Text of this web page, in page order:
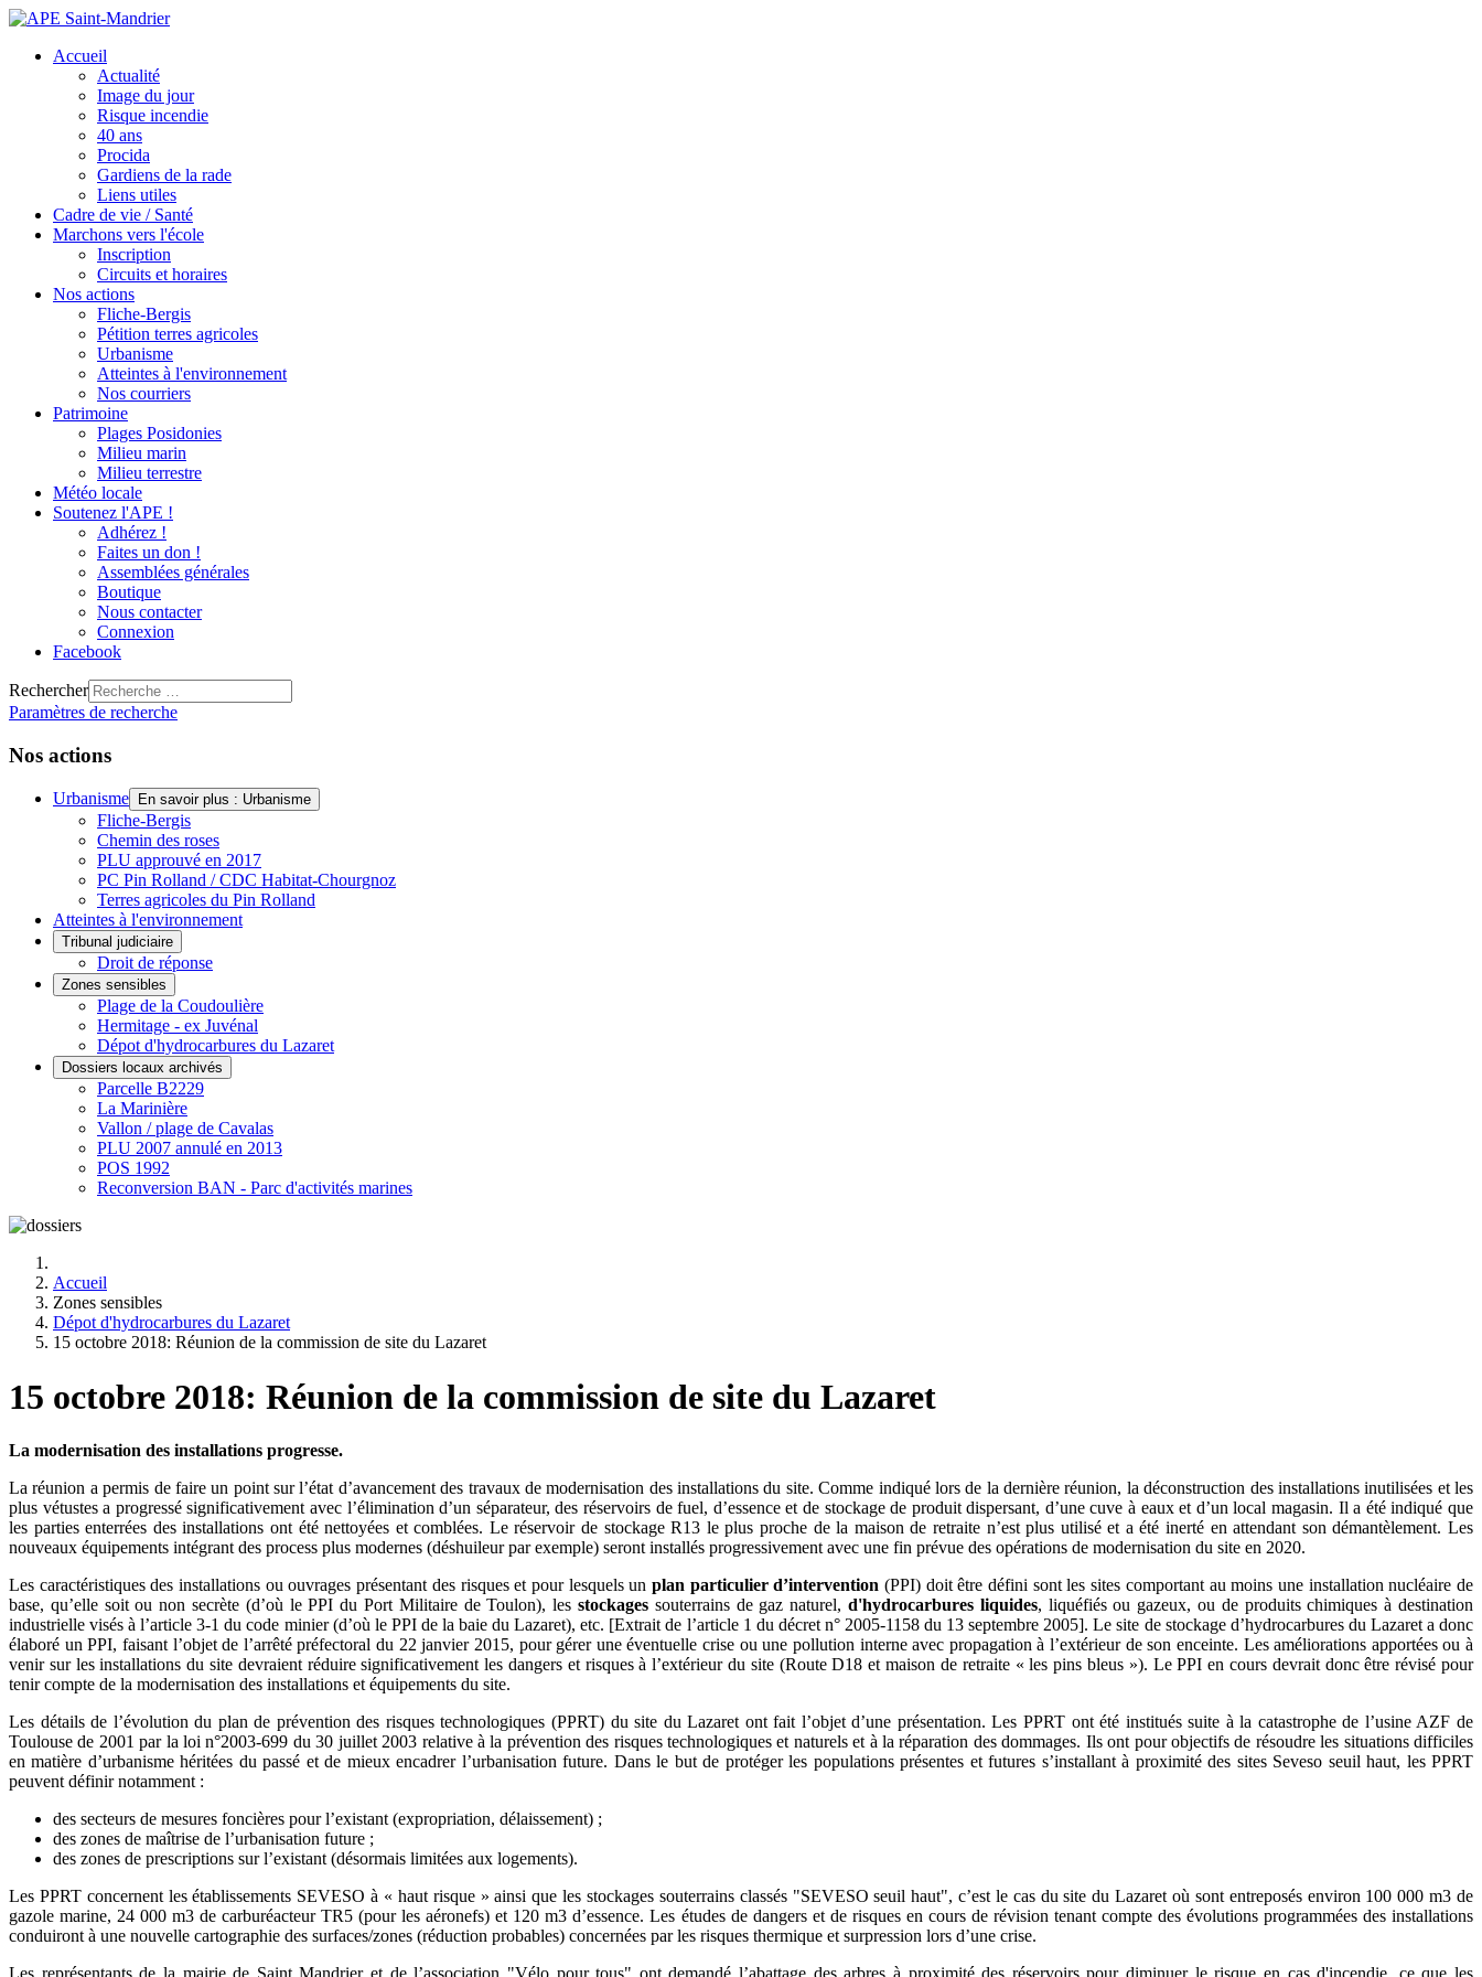
Accueil
Actualité
Image du jour
Risque incendie
40 ans
Procida
Gardiens de la rade
Liens utiles
Cadre de vie / Santé
Marchons vers l'école
Inscription
Circuits et horaires
Nos actions
Fliche-Bergis
Pétition terres agricoles
Urbanisme
Atteintes à l'environnement
Nos courriers
Patrimoine
Plages Posidonies
Milieu marin
Milieu terrestre
Météo locale
Soutenez l'APE !
Adhérez !
Faites un don !
Assemblées générales
Boutique
Nous contacter
Connexion
Facebook
Rechercher
Paramètres de recherche
Nos actions
Urbanisme En savoir plus : Urbanisme
Fliche-Bergis
Chemin des roses
PLU approuvé en 2017
PC Pin Rolland / CDC Habitat-Chourgnoz
Terres agricoles du Pin Rolland
Atteintes à l'environnement
Tribunal judiciaire
Droit de réponse
Zones sensibles
Plage de la Coudoulière
Hermitage - ex Juvénal
Dépot d'hydrocarbures du Lazaret
Dossiers locaux archivés
Parcelle B2229
La Marinière
Vallon / plage de Cavalas
PLU 2007 annulé en 2013
POS 1992
Reconversion BAN - Parc d'activités marines
Accueil
Zones sensibles
Dépot d'hydrocarbures du Lazaret
15 octobre 2018: Réunion de la commission de site du Lazaret
15 octobre 2018: Réunion de la commission de site du Lazaret
La modernisation des installations progresse.
La réunion a permis de faire un point sur l’état d’avancement des travaux de modernisation des installations du site. Comme indiqué lors de la dernière réunion, la déconstruction des installations inutilisées et les
plus vétustes a progressé significativement avec l’élimination d’un séparateur, des réservoirs de fuel, d’essence et de stockage de produit dispersant, d’une cuve à eaux et d’un local magasin. Il a été indiqué que
les parties enterrées des installations ont été nettoyées et comblées. Le réservoir de stockage R13 le plus proche de la maison de retraite n’est plus utilisé et a été inerté en attendant son démantèlement. Les
nouveaux équipements intégrant des process plus modernes (déshuileur par exemple) seront installés progressivement avec une fin prévue des opérations de modernisation du site en 2020.
Les caractéristiques des installations ou ouvrages présentant des risques et pour lesquels un plan particulier d’intervention (PPI) doit être défini sont les sites comportant au moins une installation nucléaire de
base, qu’elle soit ou non secrète (d’où le PPI du Port Militaire de Toulon), les stockages souterrains de gaz naturel, d'hydrocarbures liquides, liquéfiés ou gazeux, ou de produits chimiques à destination
industrielle visés à l’article 3-1 du code minier (d’où le PPI de la baie du Lazaret), etc. [Extrait de l’article 1 du décret n° 2005-1158 du 13 septembre 2005]. Le site de stockage d’hydrocarbures du Lazaret a donc
élaboré un PPI, faisant l’objet de l’arrêté préfectoral du 22 janvier 2015, pour gérer une éventuelle crise ou une pollution interne avec propagation à l’extérieur de son enceinte. Les améliorations apportées ou à
venir sur les installations du site devraient réduire significativement les dangers et risques à l’extérieur du site (Route D18 et maison de retraite « les pins bleus »). Le PPI en cours devrait donc être révisé pour
tenir compte de la modernisation des installations et équipements du site.
Les détails de l’évolution du plan de prévention des risques technologiques (PPRT) du site du Lazaret ont fait l’objet d’une présentation. Les PPRT ont été institués suite à la catastrophe de l’usine AZF de
Toulouse de 2001 par la loi n°2003-699 du 30 juillet 2003 relative à la prévention des risques technologiques et naturels et à la réparation des dommages. Ils ont pour objectifs de résoudre les situations difficiles
en matière d’urbanisme héritées du passé et de mieux encadrer l’urbanisation future. Dans le but de protéger les populations présentes et futures s’installant à proximité des sites Seveso seuil haut, les PPRT
peuvent définir notamment :
des secteurs de mesures foncières pour l’existant (expropriation, délaissement) ;
des zones de maîtrise de l’urbanisation future ;
des zones de prescriptions sur l’existant (désormais limitées aux logements).
Les PPRT concernent les établissements SEVESO à « haut risque » ainsi que les stockages souterrains classés "SEVESO seuil haut", c’est le cas du site du Lazaret où sont entreposés environ 100 000 m3 de
gazole marine, 24 000 m3 de carburéacteur TR5 (pour les aéronefs) et 120 m3 d’essence. Les études de dangers et de risques en cours de révision tenant compte des évolutions programmées des installations
conduiront à une nouvelle cartographie des surfaces/zones (réduction probables) concernées par les risques thermique et surpression lors d’une crise.